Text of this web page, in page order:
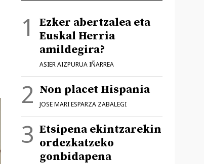
Ezker abertzalea eta
Euskal Herria
amildegira?
ASIER AIZPURUA IÑARREA
Non placet Hispania
JOSE MARI ESPARZA ZABALEGI
Etsipena ekintzarekin
ordezkatzeko
gonbidapena